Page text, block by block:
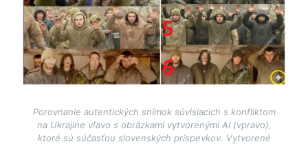
Porovnanie autentických snímok súvisiacich s konfliktom
na Ukrajine vľavo s obrázkami vytvorenými AI (vpravo),
ktoré sú súčasťou slovenských príspevkov. Vytvorené